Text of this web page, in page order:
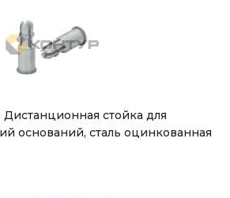
стойка для
оснований, сталь оцинкованная